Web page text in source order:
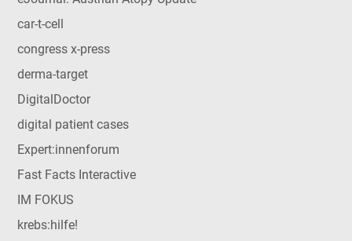
car-t-cell
congress x-press
derma-target
DigitalDoctor
digital patient cases
Expert:innenforum
Fast Facts Interactive
IM FOKUS
krebs:hilfe!